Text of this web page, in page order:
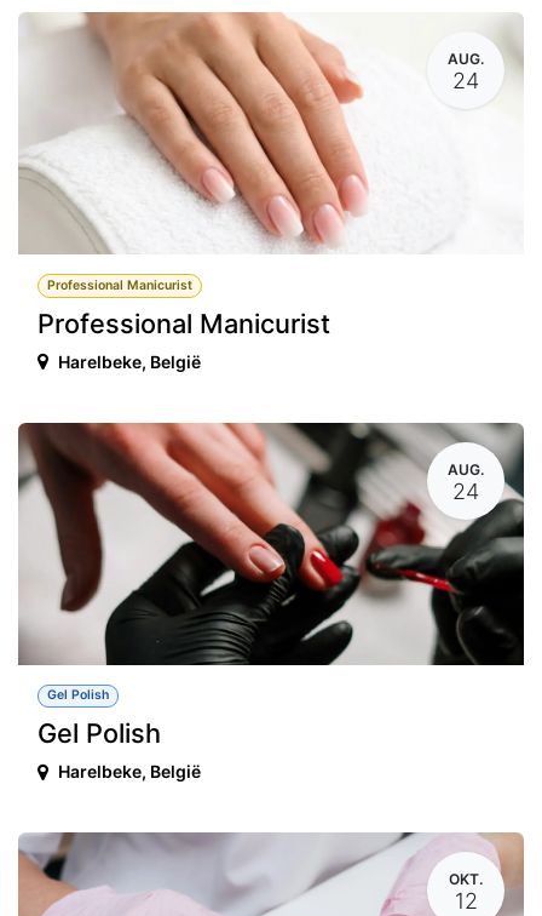
AUG.
24
Professional Manicurist
Professional Manicurist
Harelbeke, België
AUG.
24
Gel Polish
Gel Polish
Harelbeke, België
OKT.
12